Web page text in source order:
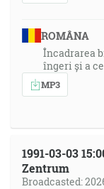
ROMÂNA
Încadrarea
îngeri și a
MP3
1991-03-03
Zentrum
Broadcasted: